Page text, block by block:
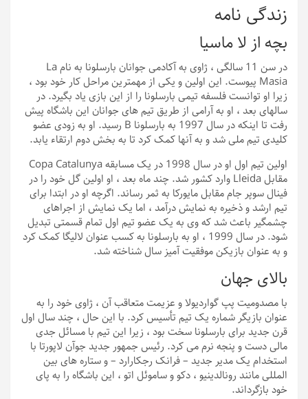
زندگی نامه
بچه از لا ماسیا
در سن 11 سالگی ، ژاوی به آکادمی جوانان بارسلونا به نام La
Masia پیوست. این اولین و یکی از مهمترین مراحل کار خود بود ،
زیرا او توانست فلسفه تیمی بارسلونا را از این بازی یاد بگیرد. در
سالهای بعد ، او به آرامی از طریق تیم های جوانان این باشگاه پیش
رفت تا اینکه در سال 1997 به بارسلونا B رسید. او به زودی عضو
کلیدی تیم ملی شد و به آنها کمک کرد تا به بخش دوم ارتقاء یابد.
اولین تیم اول او در سال 1998 در یک مسابقه Copa Catalunya
مقابل Lleida وارد کشور شد. چند ماه بعد ، او اولین گل خود را در
فینال سوپر جام مقابل مایورکا به ثمر رساند. اگرچه او در ابتدا برای
تیم ارشد و ذخیره به نمایش درآمد ، اما یک نمایش از اجراهای
چشمگیر باعث شد که وی به یک عضو تیم اول تمام قسمتی تبدیل
شود. در سال 1999 ، او به بارسلونا به کسب عنوان لالیگا کمک کرد
و به عنوان بازیکن موفقیت آمیز سال شناخته شد.
بالای جهان
با مصدومیت پپ گواردیولا و عزیمت متعاقب آن ، ژاوی خود را به
عنوان بازیگر شماره یک تیم تأسیس کرد. با این حال ، چند سال اول
قرن جدید برای بارسلونا سخت بود ، زیرا این تیم با مسائل جدی
مالی دست و پنجه نرم می کرد. رئیس جمهور جدید جوآن لاپورتا با
استخدام یک مدیر جدید – فرانک رجکارارد – و ستاره های بین
المللی مانند رونالدینیو ، دکو و ساموئل اتو ، این باشگاه را به پای
خود بازگرداند.